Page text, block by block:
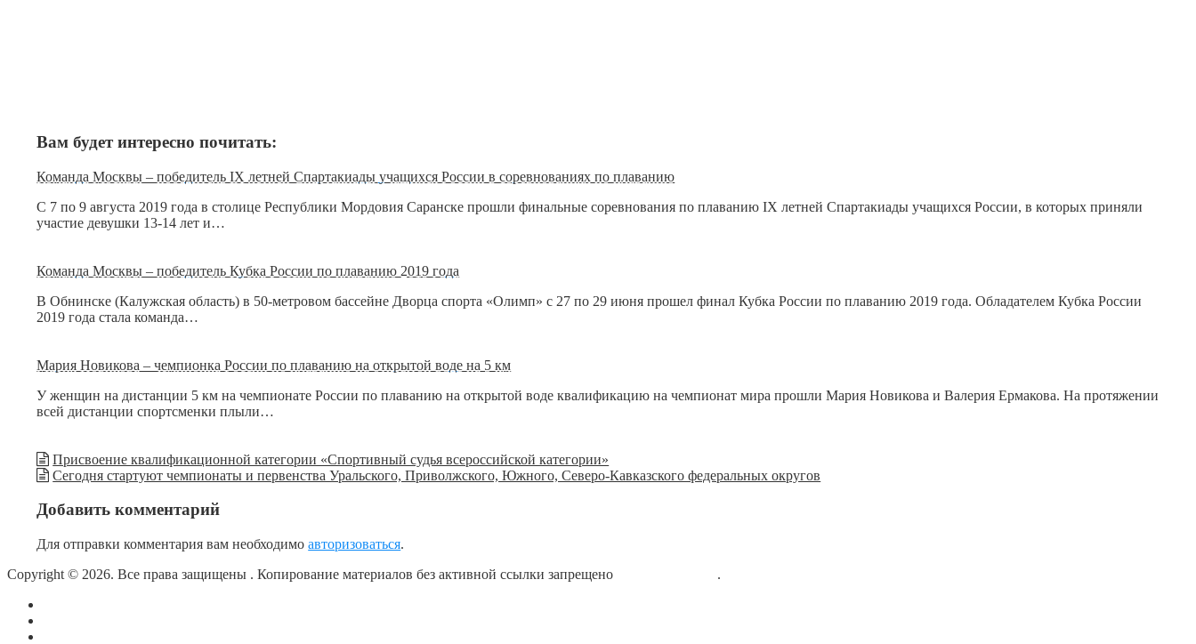
Вам будет интересно почитать:
Команда Москвы – победитель IX летней Спартакиады учащихся России в соревнованиях по плаванию
С 7 по 9 августа 2019 года в столице Республики Мордовия Саранске прошли финальные соревнования по плаванию IХ летней Спартакиады учащихся России, в которых приняли
участие девушки 13-14 лет и…
Команда Москвы – победитель Кубка России по плаванию 2019 года
В Обнинске (Калужская область) в 50-метровом бассейне Дворца спорта «Олимп» с 27 по 29 июня прошел финал Кубка России по плаванию 2019 года. Обладателем Кубка России
2019 года стала команда…
Мария Новикова – чемпионка России по плаванию на открытой воде на 5 км
У женщин на дистанции 5 км на чемпионате России по плаванию на открытой воде квалификацию на чемпионат мира прошли Мария Новикова и Валерия Ермакова. На протяжении
всей дистанции спортсменки плыли…
Присвоение квалификационной категории «Спортивный судья всероссийской категории»
Сегодня стартуют чемпионаты и первенства Уральского, Приволжского, Южного, Северо-Кавказского федеральных округов
Добавить комментарий
Для отправки комментария вам необходимоавторизоваться.
Copyright © 2026. Все права защищены . Копирование материалов без активной ссылки запрещено
.